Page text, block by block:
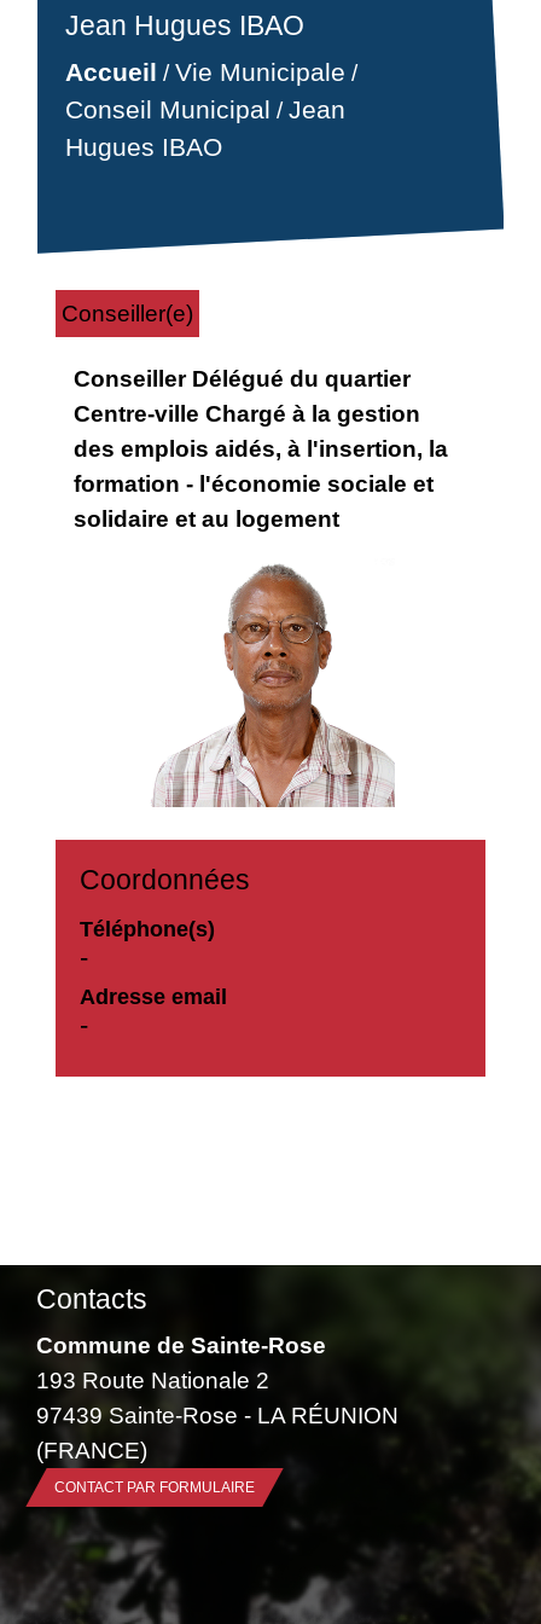
Jean Hugues IBAO
Accueil /Vie Municipale /
Conseil Municipal /Jean
Hugues IBAO
Conseiller(e)
Conseiller Délégué du quartier
Centre-ville Chargé à la gestion
des emplois aidés, à l'insertion, la
formation - l'économie sociale et
solidaire et au logement
Coordonnées
Téléphone(s)
-
Adresse email
-
Contacts
Commune de Sainte-Rose
193 Route Nationale 2
97439 Sainte-Rose - LA RÉUNION
(FRANCE)
CONTACT PAR FORMULAIRE